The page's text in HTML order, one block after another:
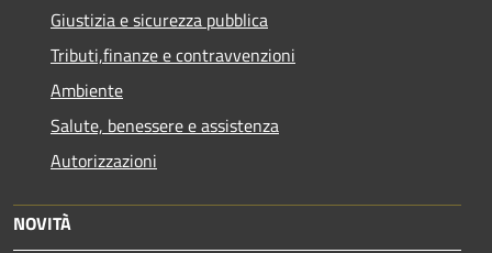
Giustizia e sicurezza pubblica
Tributi,finanze e contravvenzioni
Ambiente
Salute, benessere e assistenza
Autorizzazioni
NOVITÀ